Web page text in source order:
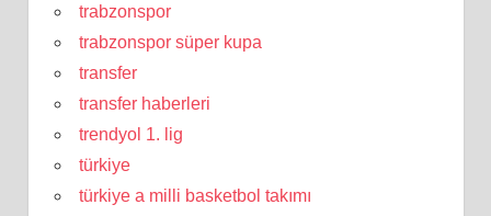
trabzonspor
trabzonspor süper kupa
transfer
transfer haberleri
trendyol 1. lig
türkiye
türkiye a milli basketbol takımı